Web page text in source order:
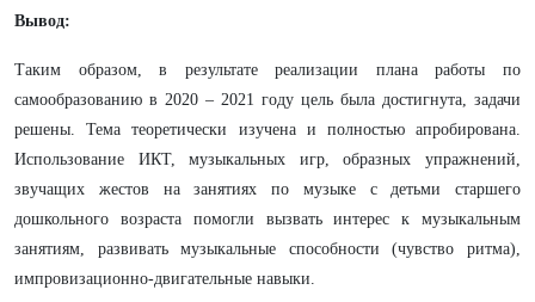
Вывод:
Таким образом, в результате реализации плана работы по
самообразованию в 2020 – 2021 году цель была достигнута, задачи
решены. Тема теоретически изучена и полностью апробирована.
Использование ИКТ, музыкальных игр, образных упражнений,
звучащих жестов на занятиях по музыке с детьми старшего
дошкольного возраста помогли вызвать интерес к музыкальным
занятиям, развивать музыкальные способности (чувство ритма),
импровизационно-двигательные навыки.